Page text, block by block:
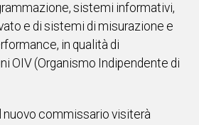
sistemi informativi,
e di sistemi di misurazione e
in qualità di
OIV (Organismo Indipendente di
nuovo commissario visiterà